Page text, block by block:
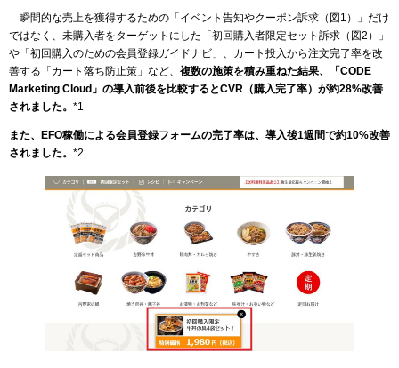
瞬間的な売上を獲得するための「イベント告知やクーポン訴求（図1）」だけ
ではなく、未購入者をターゲットにした「初回購入者限定セット訴求（図2）」
や「初回購入のための会員登録ガイドナビ」、カート投入から注文完了率を改
善する「カート落ち防止策」など、 複数の施策を積み重ねた結果、「CODE
Marketing Cloud」の導入前後を比較するとCVR（購入完了率）が約28%改善
されました。 *1
また、EFO稼働による会員登録フォームの完了率は、導入後1週間で約10%改善
されました。 *2